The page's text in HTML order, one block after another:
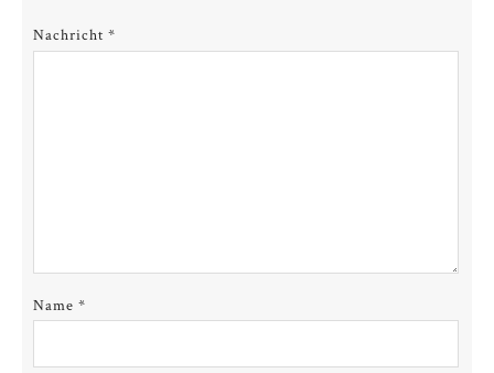
Nachricht *
Name *